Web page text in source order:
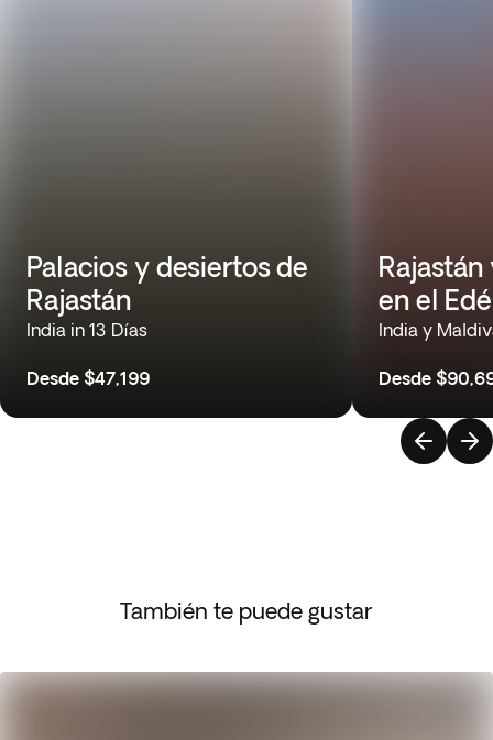
Palacios y desiertos de
Rajastán
India in 13 Días
Desde $47,199
en el
India y
Desde
También te puede gustar